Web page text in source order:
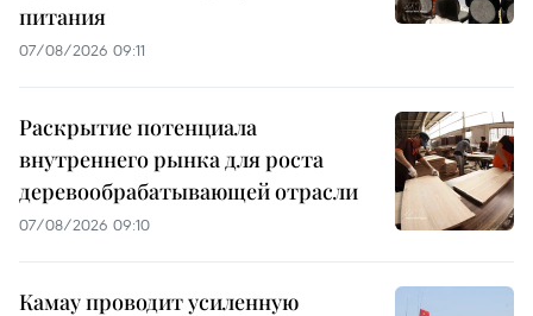
питания
07/08/2026 09:11
Раскрытие потенциала
внутреннего рынка для роста
деревообрабатывающей отрасли
07/08/2026 09:10
Камау проводит усиленную